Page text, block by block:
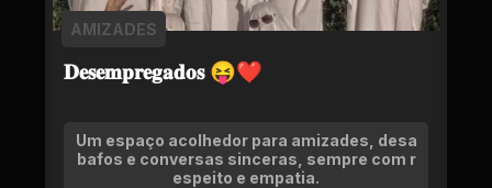
𝐃𝐞𝐬𝐞𝐦𝐩𝐫𝐞𝐠𝐚𝐝𝐨𝐬 😝❤
AMIZADES
Um espaço acolhedor para amizades, desa
bafos e conversas sinceras, sempre com r
espeito e empatia.